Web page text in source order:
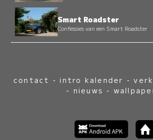
Smart Roadster
Confessies van een Smart Roadster
contact -intro kalender -
- nieuws -